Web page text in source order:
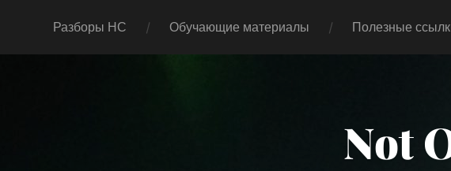
Разборы НС Обучающие материалы Полезные
Not